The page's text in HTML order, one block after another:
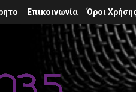
Επικοινωνία Όροι